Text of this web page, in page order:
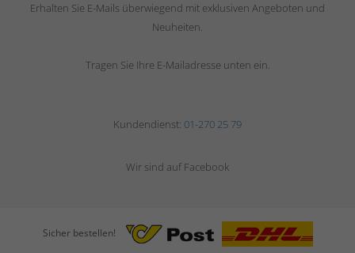
Erhalten Sie E-Mails überwiegend mit exklusiven Angeboten und
Neuheiten.
Tragen Sie Ihre E-Mailadresse unten ein.
Kundendienst: 01-270 25 79
Wir sind auf Facebook
Sicher bestellen!